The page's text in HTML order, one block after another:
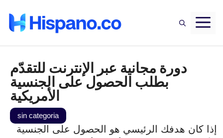
دورة مجانية عبر الإنترنت للتقدّم
بطلب الحصول على الجنسية
الأمريكية
sin categoria
إذا كان هدفك الرئيسي هو الحصول على الجنسية